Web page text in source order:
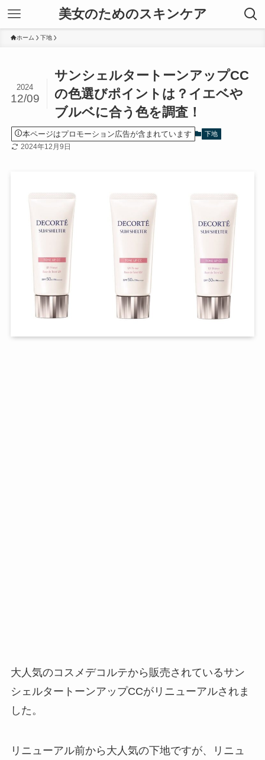
美女のためのスキンケア
ホーム 下地
サンシェルタートーンアップCC
の色選びポイントは？イエベや
ブルベに合う色を調査！
2024
12/09
本ページはプロモーション広告が含まれています 下地
2024年12月9日
大人気のコスメデコルテから販売されているサン
シェルタートーンアップCCがリニューアルされま
した。
リニューアル前から大人気の下地ですが、リニュ